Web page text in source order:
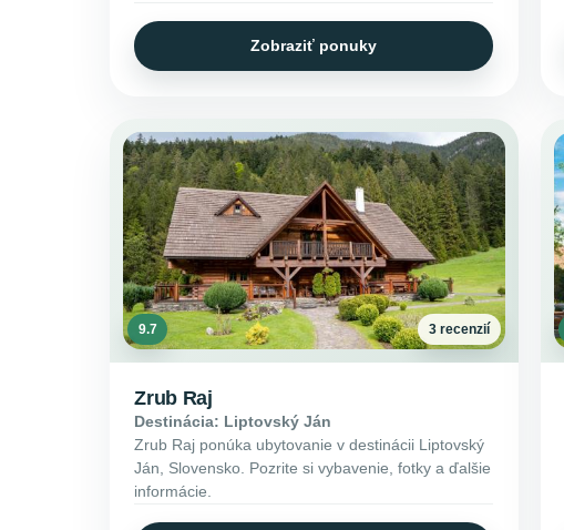
Zobraziť ponuky
9.7 3 recenzií
Zrub Raj
Destinácia: Liptovský Ján
Zrub Raj ponúka ubytovanie v destinácii Liptovský
Ján, Slovensko. Pozrite si vybavenie, fotky a ďalšie
informácie.